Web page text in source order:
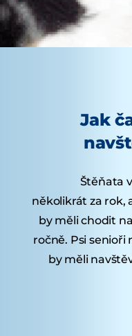
Jak
Štěňata
několikrát za rok,
by měli chodit
ročně. Psi
by měli